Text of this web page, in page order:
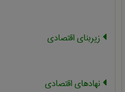
زیربنای اقتصادی
نهادهای اقتصادی